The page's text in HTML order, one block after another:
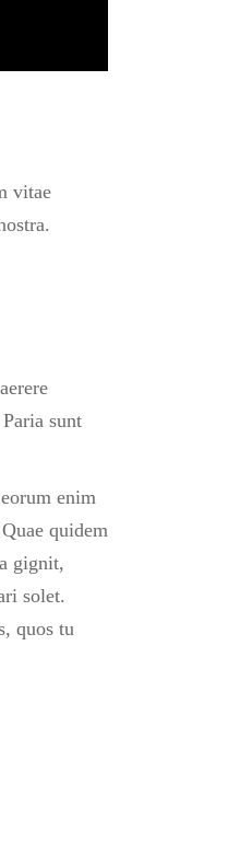
vitae
sunt
enim
quidem
gignit,
solet.
quos tu